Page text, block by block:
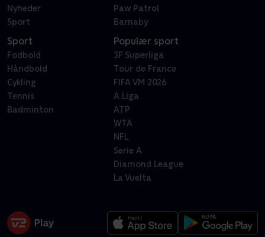
Nyheder
Sport
Paw Patrol
Barnaby
Sport
Fodbold
Håndbold
Cykling
Tennis
Badminton
Populær sport
3F Superliga
Tour de France
FIFA VM 2026
A Liga
ATP
WTA
NFL
Serie A
Diamond League
La Vuelta